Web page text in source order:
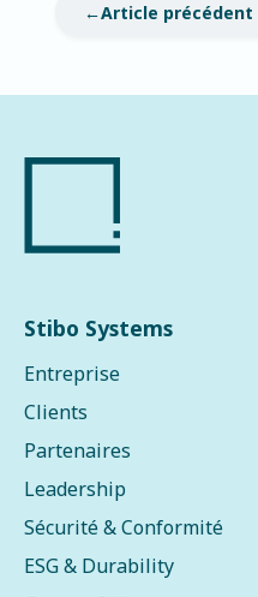
Article précédent
Stibo Systems
Entreprise
Clients
Partenaires
Leadership
Sécurité & Conformité
ESG & Durability